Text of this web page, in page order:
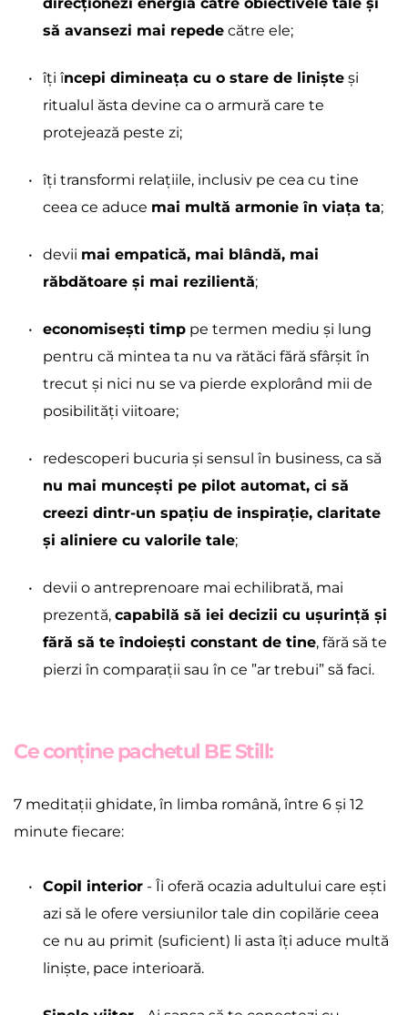
direcționezi energia către obiectivele tale și
să avansezi mai repede către ele;
îți începi dimineața cu o stare de liniște și
ritualul ăsta devine ca o armură care te
protejează peste zi;
îți transformi relațiile, inclusiv pe cea cu tine
ceea ce aduce mai multă armonie în viața ta;
devii mai empatică, mai blândă, mai
răbdătoare și mai rezilientă;
economisești timp pe termen mediu și lung
pentru că mintea ta nu va rătăci fără sfârșit în
trecut și nici nu se va pierde explorând mii de
posibilități viitoare;
nu mai muncești pe pilot automat, ci să
creezi dintr-un spațiu de inspirație, claritate
și aliniere cu valorile tale;
devii o antreprenoare mai echilibrată, mai
prezentă, capabilă să iei decizii cu ușurință și
fără să te îndoiești constant de tine, fără să te
pierzi în comparații sau în ce ”ar trebui” să faci.
Ce conține pachetul BE Still:
7 meditații ghidate, în limba română, între 6 și 12
minute fiecare:
Copil interior - Îi oferă ocazia adultului care ești
azi să le ofere versiunilor tale din copilărie ceea
ce nu au primit (suficient) li asta îți aduce multă
liniște, pace interioară.